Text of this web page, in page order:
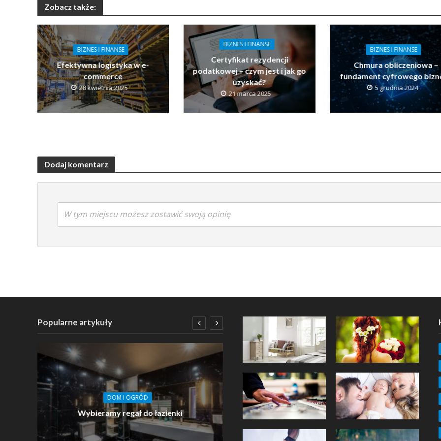
Zobacz także:
BIZNES I FINANSE
Efektywna logistyka w e-
commerce
28 kwietnia 2025
BIZNES I FINANSE
Certyfikat rezydencji
podatkowej – czym jest i jak go
uzyskać?
21 marca 2025
BIZNES I FINANSE
Chmura obliczeniowa –
fundament cyfrowego
5 grudnia 2024
Dodaj komentarz
W tym miejscu możesz zostawić swoją opinię
Popularne artykuły
DOM I OGRÓD
Wybieramy regał do łazienki
MODA
Do czego zakładać pończochy?
Podpowiadamy